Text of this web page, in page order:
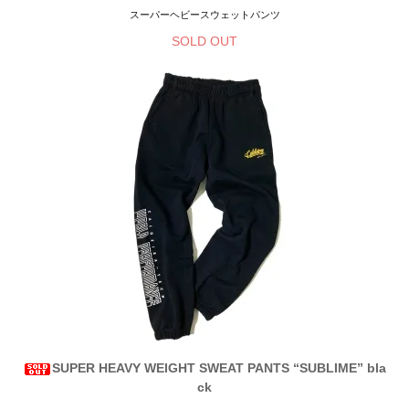
スーパーヘビースウェットパンツ
SOLD OUT
SUPER HEAVY WEIGHT SWEAT PANTS “SUBLIME” bla
ck